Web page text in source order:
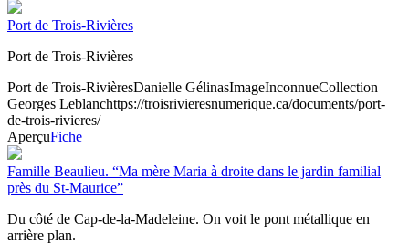
Port de Trois-Rivières
Port de Trois-Rivières
Port de Trois-RivièresDanielle GélinasImageInconnueCollection
Georges Leblanchttps://troisrivieresnumerique.ca/documents/port-
de-trois-rivieres/
AperçuFiche
Famille Beaulieu. “Ma mère Maria à droite dans le jardin familial
près du St-Maurice”
Du côté de Cap-de-la-Madeleine. On voit le pont métallique en
arrière plan.